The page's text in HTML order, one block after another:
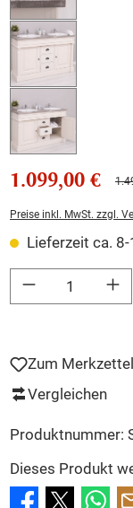
1.099,00 €
Preise inkl. MwSt. zzgl.
Lieferzeit ca.
Produkt Anzahl: Gib
Zum
Vergleichen
Produktnummer:
Dieses Produkt